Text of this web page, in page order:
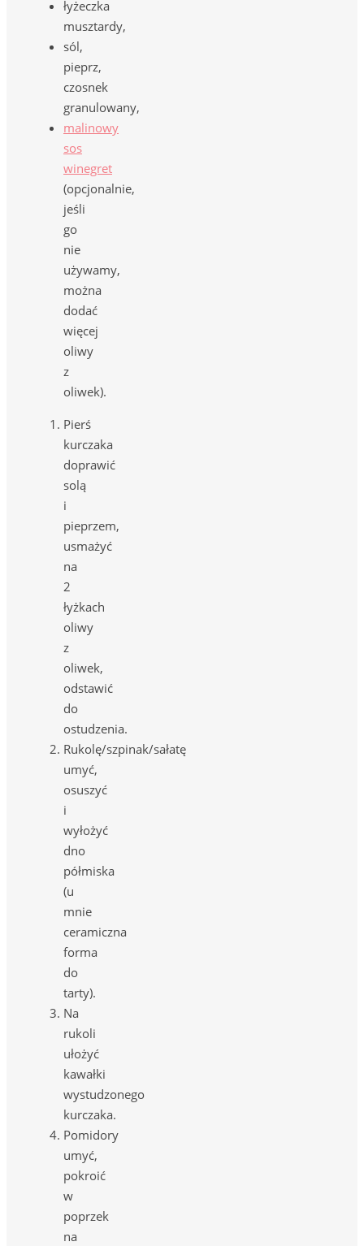
łyżeczka
musztardy,
sól,
pieprz,
czosnek
granulowany,
malinowy
sos
winegret
(opcjonalnie,
jeśli
go
nie
używamy,
można
dodać
więcej
oliwy
z
oliwek).
Pierś
kurczaka
doprawić
solą
i
pieprzem,
usmażyć
na
2
łyżkach
oliwy
z
oliwek,
odstawić
do
ostudzenia.
Rukolę/szpinak/sałatę
umyć,
osuszyć
i
wyłożyć
dno
półmiska
(u
mnie
ceramiczna
forma
do
tarty).
Na
rukoli
ułożyć
kawałki
wystudzonego
kurczaka.
Pomidory
umyć,
pokroić
w
poprzek
na